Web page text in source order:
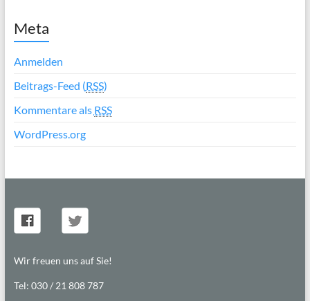
Meta
Anmelden
Beitrags-Feed (RSS)
Kommentare als RSS
WordPress.org
Wir freuen uns auf Sie!
Tel: 030 / 21 808 787